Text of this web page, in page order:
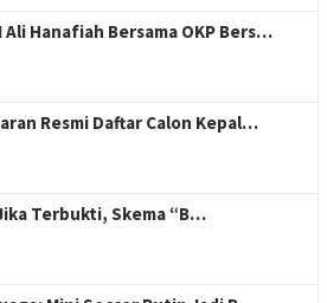
Ali Hanafiah Bersama OKP Bers…
Resmi Daftar Calon Kepal…
Terbukti, Skema “B…